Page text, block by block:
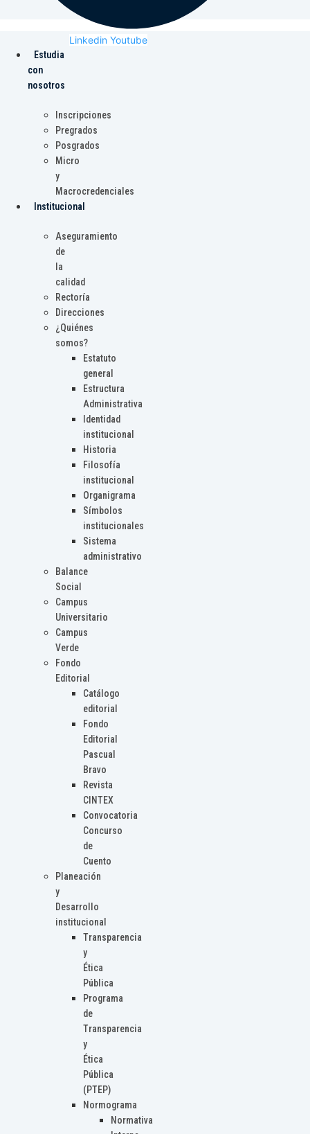
Linkedin Youtube
Estudia
con
nosotros
Inscripciones
Pregrados
Posgrados
Micro
y
Macrocredenciales
Institucional
Aseguramiento
de
la
calidad
Rectoría
Direcciones
¿Quiénes
somos?
Estatuto
general
Estructura
Administrativa
Identidad
institucional
Historia
Filosofía
institucional
Organigrama
Símbolos
institucionales
Sistema
administrativo
Balance
Social
Campus
Universitario
Campus
Verde
Fondo
Editorial
Catálogo
editorial
Fondo
Editorial
Pascual
Bravo
Revista
CINTEX
Convocatoria
Concurso
de
Cuento
Planeación
y
Desarrollo
institucional
Transparencia
y
Ética
Pública
Programa
de
Transparencia
y
Ética
Pública
(PTEP)
Normograma
Normativa